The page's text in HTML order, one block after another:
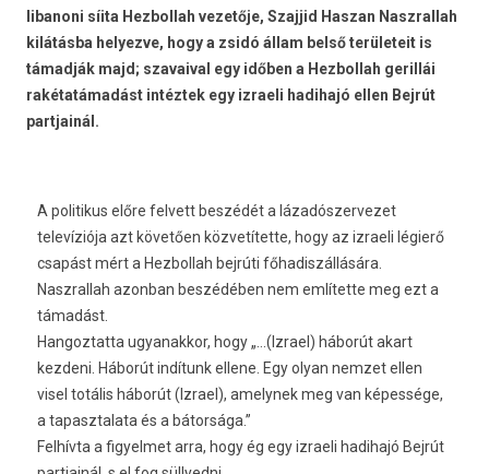
libanoni síita Hezbollah vezetője, Szajjid Haszan Naszrallah
kilátásba helyezve, hogy a zsidó állam belső területeit is
támadják majd; szavaival egy időben a Hezbollah gerillái
rakétatámadást intéztek egy izraeli hadihajó ellen Bejrút
partjainál.
A politikus előre felvett beszédét a lázadószervezet
televíziója azt követően közvetítette, hogy az izraeli légierő
csapást mért a Hezbollah bejrúti főhadiszállására.
Naszrallah azonban beszédében nem említette meg ezt a
támadást.
Hangoztatta ugyanakkor, hogy „…(Izrael) háborút akart
kezdeni. Háborút indítunk ellene. Egy olyan nemzet ellen
visel totális háborút (Izrael), amelynek meg van képessége,
a tapasztalata és a bátorsága.”
Felhívta a figyelmet arra, hogy ég egy izraeli hadihajó Bejrút